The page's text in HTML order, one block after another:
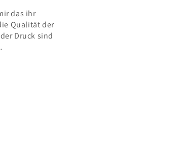
das ihr
Qualität der
Druck sind